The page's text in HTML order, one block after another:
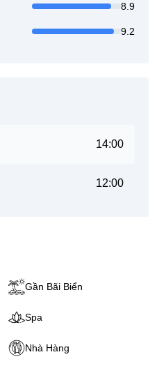
8.9
9.2
14:00
12:00
Gần Bãi Biển
Spa
Nhà Hàng